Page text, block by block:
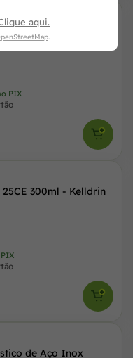
1L - Kelldrin
PIX
300ml - Kelldrin
de Aço Inox
aqui.